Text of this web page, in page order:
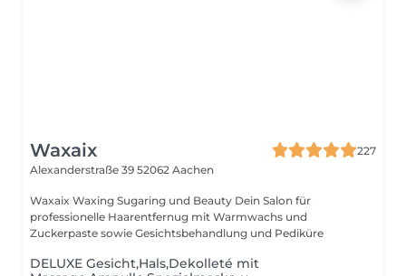
Waxaix
227
Alexanderstraße 39 52062 Aachen
Waxaix Waxing Sugaring und Beauty Dein Salon für
professionelle Haarentfernug mit Warmwachs und
Zuckerpaste sowie Gesichtsbehandlung und Pediküre
DELUXE Gesicht,Hals,Dekolleté mit